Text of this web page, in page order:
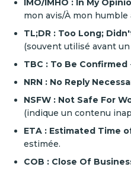
IMO/IMHO : In My
mon avis/À mon humble
TL;DR : Too Long;
(souvent utilisé avant
TBC : To Be Confirmed
NRN : No Reply
NSFW : Not Safe For
(indique un contenu
ETA : Estimated Time
estimée.
COB : Close Of